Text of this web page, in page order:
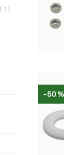
[ 1 ]
-50 %